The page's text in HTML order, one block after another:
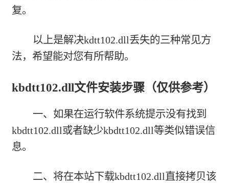
复。
以上是解决kdtt102.dll丢失的三种常见方
法，希望能对您有所帮助。
kbdtt102.dll文件安装步骤（仅供参考）
一、如果在运行软件系统提示没有找到
kbdtt102.dll或者缺少kbdtt102.dll等类似错误信
息。
二、将在本站下载kbdtt102.dll直接拷贝该